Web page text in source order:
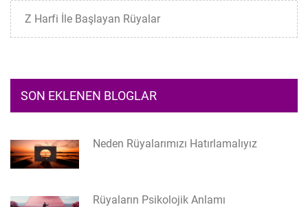
Z Harfi İle Başlayan Rüyalar
SON EKLENEN BLOGLAR
Neden Rüyalarımızı Hatırlamalıyız
Rüyaların Psikolojik Anlamı